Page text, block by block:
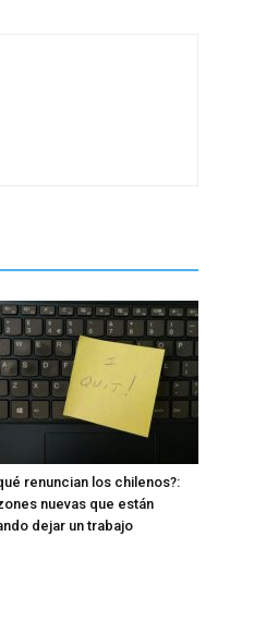
renuncian los chilenos?:
nuevas que están
dejar un trabajo